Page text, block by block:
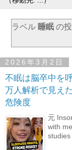
ラベル 睡眠の投
2026年3月2日
不眠は脳卒中を
万人解析で見え
危険度
元
with
studies